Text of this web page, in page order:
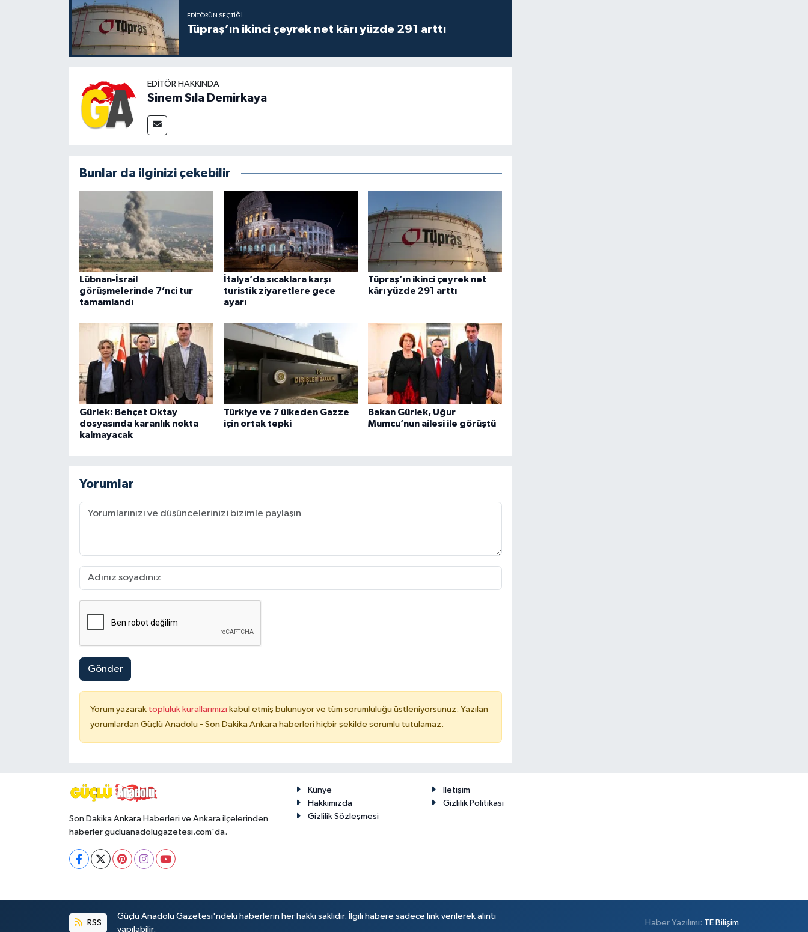
EDITÖRÜN SEÇTIĞI
Tüpraş’ın ikinci çeyrek net kârı yüzde 291 arttı
EDITÖR HAKKINDA
Sinem Sıla Demirkaya
Bunlar da ilginizi çekebilir
Lübnan-İsrail
görüşmelerinde 7’nci tur
tamamlandı
İtalya’da sıcaklara karşı
turistik ziyaretlere gece
ayarı
Tüpraş’ın ikinci çeyrek net
kârı yüzde 291 arttı
Gürlek: Behçet Oktay
dosyasında karanlık nokta
kalmayacak
Türkiye ve 7 ülkeden Gazze
için ortak tepki
Bakan Gürlek, Uğur
Mumcu’nun ailesi ile görüştü
Yorumlar
Gönder
Yorum yazarak topluluk kurallarımızı kabul etmiş bulunuyor ve tüm sorumluluğu üstleniyorsunuz. Yazılan
yorumlardan Güçlü Anadolu - Son Dakika Ankara haberleri hiçbir şekilde sorumlu tutulamaz.
Son Dakika Ankara Haberleri ve Ankara ilçelerinden
haberler gucluanadolugazetesi.com'da.
Künye
İletişim
Hakkımızda
Gizlilik Politikası
Gizlilik Sözleşmesi
RSS
Güçlü Anadolu Gazetesi'ndeki haberlerin her hakkı saklıdır. İlgili habere sadece link verilerek alıntı
yapılabilir.
Haber Yazılımı: TE Bilişim